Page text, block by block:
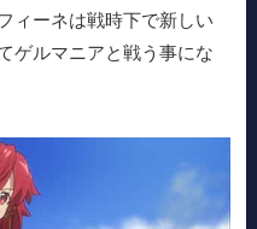
ィーネは戦時下で新しい
ゲルマニアと戦う事にな